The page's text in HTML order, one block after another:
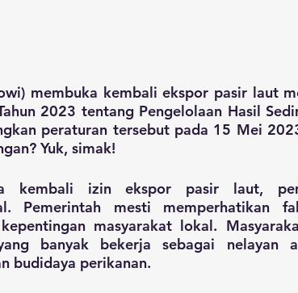
membuka kembali ekspor pasir laut
2023 tentang Pengelolaan Hasil
peraturan tersebut pada 15 Mei
Yuk, simak!
kembali izin ekspor pasir laut,
Pemerintah mesti memperhatikan
masyarakat lokal.
banyak bekerja sebagai nelayan
budidaya perikanan.